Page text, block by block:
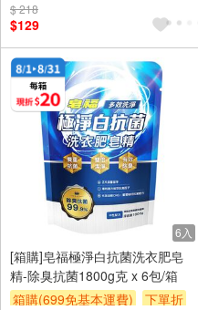
$ 218
$129
6入
[箱購]皂福極淨白抗菌洗衣肥皂
精-除臭抗菌1800g克 x 6包/箱
箱購(699免基本運費)
下單折